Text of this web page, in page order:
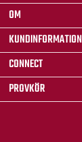
OM
KUNDINFORMATION
CONNECT
PROVKÖR